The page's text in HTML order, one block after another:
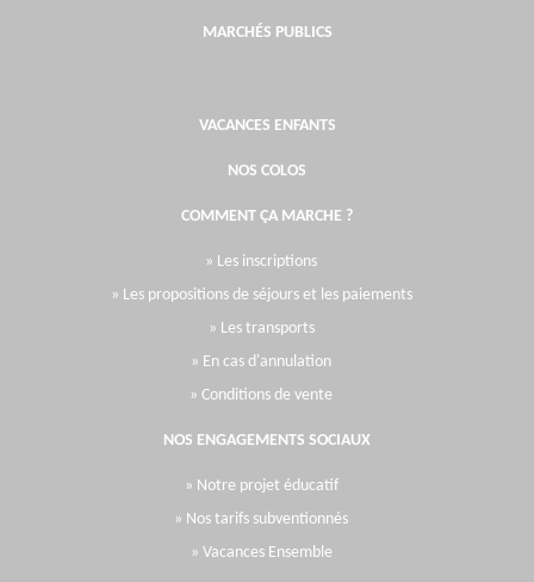
MARCHÉS PUBLICS
VACANCES ENFANTS
NOS COLOS
COMMENT ÇA MARCHE ?
» Les inscriptions
» Les propositions de séjours et les paiements
» Les transports
» En cas d'annulation
» Conditions de vente
NOS ENGAGEMENTS SOCIAUX
» Notre projet éducatif
» Nos tarifs subventionnés
» Vacances Ensemble